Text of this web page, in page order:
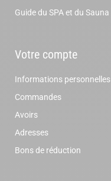
Guide du SPA et du Sauna
Votre compte
Informations personnelles
Commandes
Avoirs
Adresses
Bons de réduction